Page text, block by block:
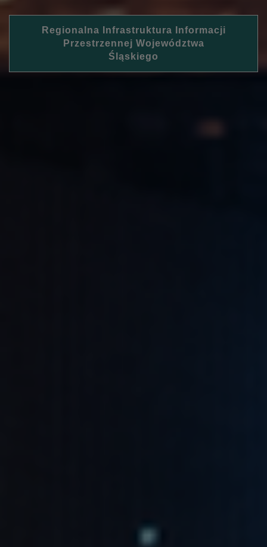
Regionalna Infrastruktura Informacji
Przestrzennej Województwa
Śląskiego